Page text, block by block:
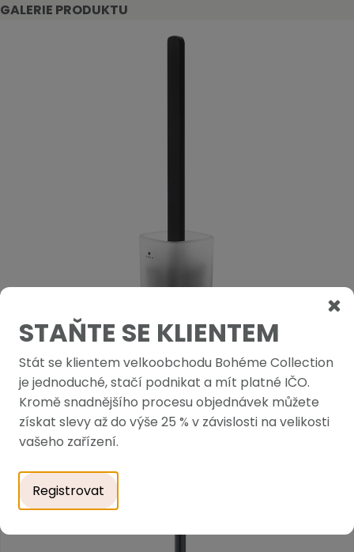
GALERIE PRODUKTU
PODOBNÉ PRODUKTY
STAŇTE SE KLIENTEM
Stát se klientem velkoobchodu Bohéme Collection
je jednoduché, stačí podnikat a mít platné IČO.
Kromě snadnějšího procesu objednávek můžete
získat slevy až do výše 25 % v závislosti na velikosti
vašeho zařízení.
Registrovat